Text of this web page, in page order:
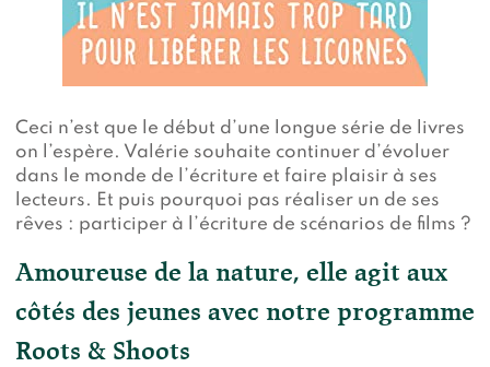
Ceci n’est que le début d’une longue série de livres
on l’espère. Valérie souhaite continuer d’évoluer
dans le monde de l’écriture et faire plaisir à ses
lecteurs. Et puis pourquoi pas réaliser un de ses
rêves : participer à l’écriture de scénarios de films ?
Amoureuse de la nature, elle agit aux
côtés des jeunes avec notre programme
Roots & Shoots